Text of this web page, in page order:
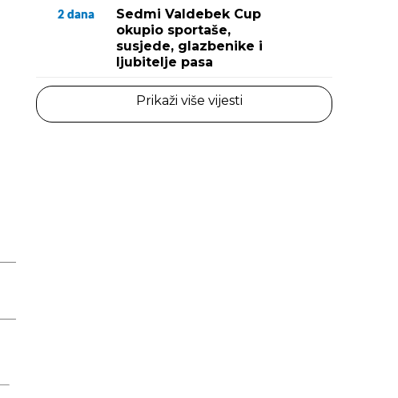
2 dana
Sedmi Valdebek Cup
okupio sportaše,
susjede, glazbenike i
ljubitelje pasa
Prikaži više vijesti